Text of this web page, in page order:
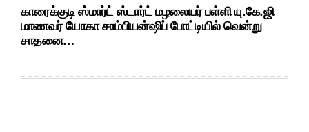
காரைக்குடி ஸ்மார்ட் ஸ்டார்ட் மழலையர் பள்ளி யு.கே.ஜி
மாணவர் யோகா சாம்பியன்ஷிப் போட்டியில் வென்று
சாதனை…